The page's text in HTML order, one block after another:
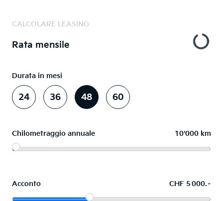
CALCOLARE LEASING
Rata mensile
Durata in mesi
24 36 48 60
Chilometraggio annuale 10'000 km
Acconto CHF 5 000.–